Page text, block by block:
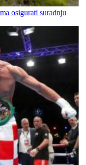
osigurati suradnju